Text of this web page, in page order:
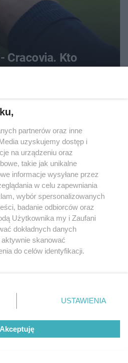
Cracovia. Kto
starcia?
partnerów oraz inne
uzyskujemy dostęp i
na urządzeniu oraz
takie jak unikalne
informacje wysyłane przez
w celu zapewniania
wybór spersonalizowanych
badanie odbiorców oraz
Użytkownika my i Zaufani
dokładnych danych
skanować
do celów identyfikacji.
przycisk ustawień prywatności
rogu strony
nie wymagają zgody
sprzeciwić się takiemu
będą miały zastosowanie tylko
USTAWIENIA
Akceptuję